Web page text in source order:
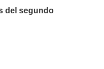
del segundo